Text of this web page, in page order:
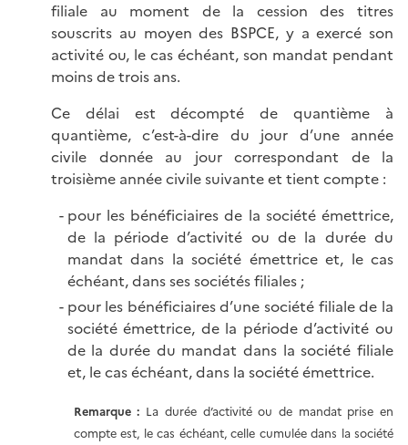
filiale au moment de la cession des titres
souscrits au moyen des BSPCE, y a exercé son
activité ou, le cas échéant, son mandat pendant
moins de trois ans.
Ce délai est décompté de quantième à
quantième, c’est-à-dire du jour d’une année
civile donnée au jour correspondant de la
troisième année civile suivante et tient compte :
pour les bénéficiaires de la société émettrice,
de la période d’activité ou de la durée du
mandat dans la société émettrice et, le cas
échéant, dans ses sociétés filiales ;
pour les bénéficiaires d’une société filiale de la
société émettrice, de la période d’activité ou
de la durée du mandat dans la société filiale
et, le cas échéant, dans la société émettrice.
Remarque : La durée d’activité ou de mandat prise en
compte est, le cas échéant, celle cumulée dans la société